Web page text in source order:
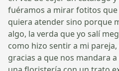
fuéramos a mirar fotitos
quiera atender sino porque
algo, la verda que yo salí
como hizo sentir a mi
gracias a que nos mandara